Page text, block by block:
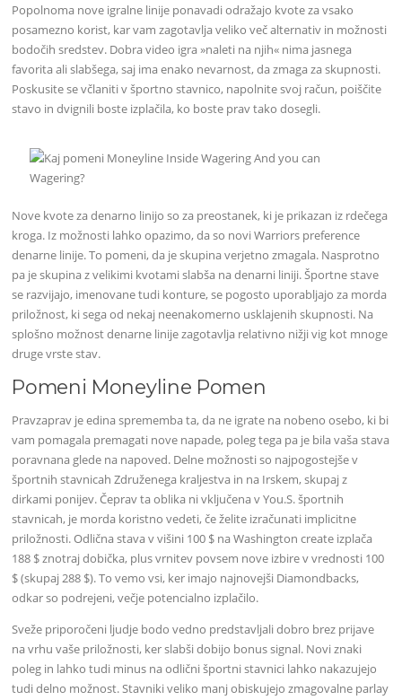
Popolnoma nove igralne linije ponavadi odražajo kvote za vsako
posamezno korist, kar vam zagotavlja veliko več alternativ in možnosti
bodočih sredstev. Dobra video igra »naleti na njih« nima jasnega
favorita ali slabšega, saj ima enako nevarnost, da zmaga za skupnosti.
Poskusite se včlaniti v športno stavnico, napolnite svoj račun, poiščite
stavo in dvignili boste izplačila, ko boste prav tako dosegli.
Nove kvote za denarno linijo so za preostanek, ki je prikazan iz rdečega
kroga. Iz možnosti lahko opazimo, da so novi Warriors preference
denarne linije. To pomeni, da je skupina verjetno zmagala. Nasprotno
pa je skupina z velikimi kvotami slabša na denarni liniji. Športne stave
se razvijajo, imenovane tudi konture, se pogosto uporabljajo za morda
priložnost, ki sega od nekaj neenakomerno usklajenih skupnosti. Na
splošno možnost denarne linije zagotavlja relativno nižji vig kot mnoge
druge vrste stav.
Pomeni Moneyline Pomen
Pravzaprav je edina sprememba ta, da ne igrate na nobeno osebo, ki bi
vam pomagala premagati nove napade, poleg tega pa je bila vaša stava
poravnana glede na napoved. Delne možnosti so najpogostejše v
športnih stavnicah Združenega kraljestva in na Irskem, skupaj z
dirkami ponijev. Čeprav ta oblika ni vključena v You.S. športnih
stavnicah, je morda koristno vedeti, če želite izračunati implicitne
priložnosti. Odlična stava v višini 100 $ na Washington create izplača
188 $ znotraj dobička, plus vrnitev povsem nove izbire v vrednosti 100
$ (skupaj 288 $). To vemo vsi, ker imajo najnovejši Diamondbacks,
odkar so podrejeni, večje potencialno izplačilo.
Sveže priporočeni ljudje bodo vedno predstavljali dobro brez prijave
na vrhu vaše priložnosti, ker slabši dobijo bonus signal. Novi znaki
poleg in lahko tudi minus na odlični športni stavnici lahko nakazujejo
tudi delno možnost. Stavniki veliko manj obiskujejo zmagovalne parlay